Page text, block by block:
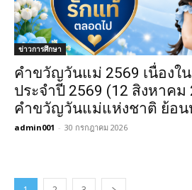
ข่าวการศึกษา
คำขวัญวันแม่ 2569 เนื่องใ
ประจำปี 2569 (12 สิงหาคม
คำขวัญวันแม่แห่งชาติ ย้อน
admin001 - 30 กรกฎาคม 2026